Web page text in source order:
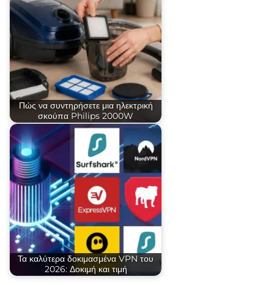
Πώς να συντηρήσετε μια ηλεκτρική
σκούπα Philips 2000W
Τα καλύτερα δοκιμασμένα VPN του
2026: Δοκιμή και τιμή